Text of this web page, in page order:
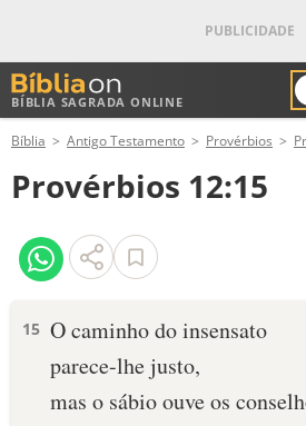
BÍBLIA SAGRADA ONLINE
ANTIGO TESTAMENTO
NOVO TESTAMENTO
VERSÍCULOS
PALAVRA DO DIA
Bíblia Antigo Testamento Provérbios
Provérbios 12:15
15 O caminho do insensato
parece-lhe justo,
mas o sábio ouve os